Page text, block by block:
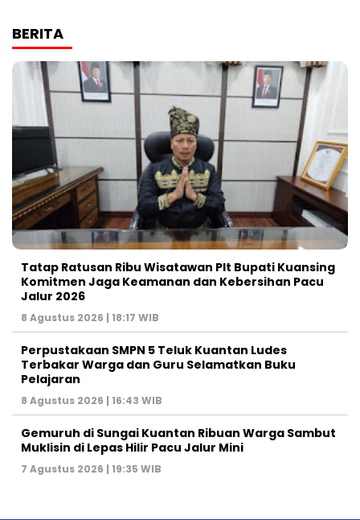
BERITA
Tatap Ratusan Ribu Wisatawan Plt Bupati Kuansing
Komitmen Jaga Keamanan dan Kebersihan Pacu
Jalur 2026
8 Agustus 2026 | 18:17 WIB
Perpustakaan SMPN 5 Teluk Kuantan Ludes
Terbakar Warga dan Guru Selamatkan Buku
Pelajaran
8 Agustus 2026 | 16:43 WIB
Gemuruh di Sungai Kuantan Ribuan Warga Sambut
Muklisin di Lepas Hilir Pacu Jalur Mini
7 Agustus 2026 | 19:35 WIB